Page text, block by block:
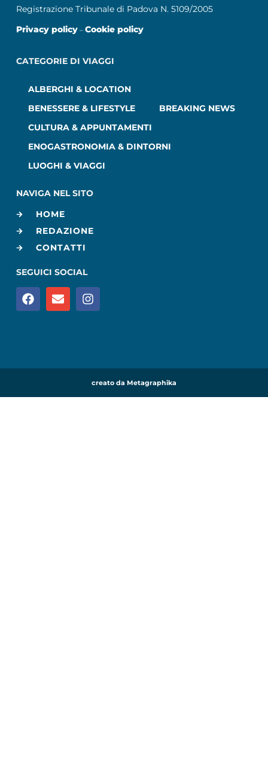
Registrazione Tribunale di Padova N. 5109/2005
Privacy policy– Cookie policy
CATEGORIE DI VIAGGI
ALBERGHI & LOCATION
BENESSERE & LIFESTYLE
BREAKING NEWS
CULTURA & APPUNTAMENTI
ENOGASTRONOMIA & DINTORNI
LUOGHI & VIAGGI
NAVIGA NEL SITO
HOME
REDAZIONE
CONTATTI
SEGUICI SOCIAL
creato da Metagraphika